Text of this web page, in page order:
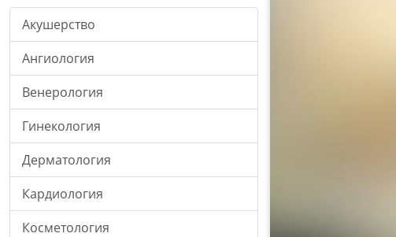
Акушерство
Ангиология
Венерология
Гинекология
Дерматология
Кардиология
Косметология